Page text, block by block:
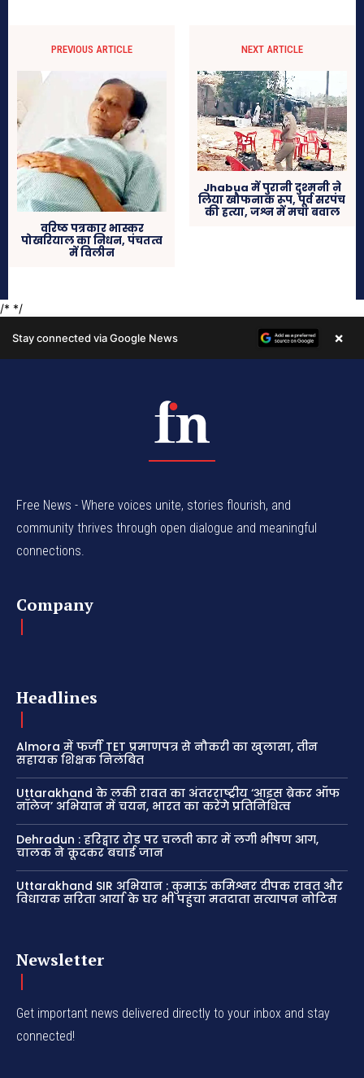
Free News - Where voices unite, stories flourish, and
community thrives through open dialogue and meaningful
connections.
Company
Headlines
Almora में फर्जी TET प्रमाणपत्र से नौकरी का खुलासा, तीन
सहायक शिक्षक निलंबित
Uttarakhand के लकी रावत का अंतरराष्ट्रीय ‘आइस ब्रेकर ऑफ
नॉलेज’ अभियान में चयन, भारत का करेंगे प्रतिनिधित्व
Dehradun : हरिद्वार रोड पर चलती कार में लगी भीषण आग,
चालक ने कूदकर बचाई जान
Uttarakhand SIR अभियान : कुमाऊं कमिश्नर दीपक रावत और
विधायक सरिता आर्या के घर भी पहुंचा मतदाता सत्यापन नोटिस
Newsletter
Get important news delivered directly to your inbox and stay
connected!